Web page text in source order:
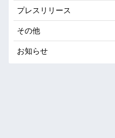
プレスリリース
その他
お知らせ